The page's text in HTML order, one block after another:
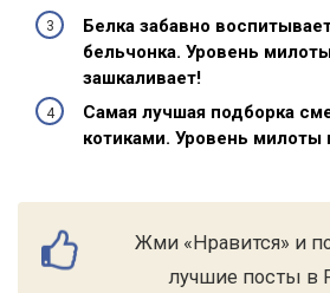
Белка забавно
бельчонка. Уровень
зашкаливает!
Самая лучшая подборка
котиками. Уровень милоты
Жми «Нравится» и
лучшие посты в